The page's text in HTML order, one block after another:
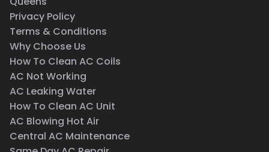
Privacy Policy
Terms & Conditions
Why Choose Us
How To Clean AC Coils
AC Not Working
AC Leaking Water
How To Clean AC Unit
AC Blowing Hot Air
Central AC Maintenance